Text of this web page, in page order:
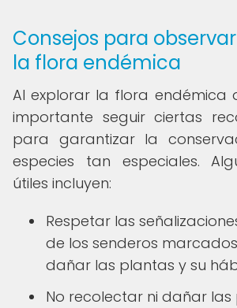
Consejos para
la flora endémica
Al explorar la flora endémica
importante seguir ciertas
para garantizar la
especies tan especiales.
útiles incluyen:
Respetar las
de los senderos
dañar las plantas y su
No recolectar ni dañar